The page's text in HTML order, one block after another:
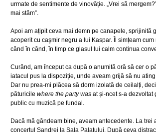
urmate de sentimente de vinovăție. „Vrei să
mai stăm”.
Apoi am ațipit ceva mai demn pe canapele, sprijinită
acoperit cu caşmir negru a lui Kaspar. Îl simțeam
când în când, în timp ce glasul lui calm continua
Curând, am început ca după o anumită oră să cer o
iatacul pus la dispoziție, unde aveam grijă să nu
Dar nu prea-mi plăcea să dorm izolată de ceilalți,
păturicile where the party was at și-ncet s-a dezvoltat
public cu muzică pe fundal.
Dacă mă gândeam bine, aveam antecedente. La trei
concertul Sandrei la Sala Palatului. După ceva